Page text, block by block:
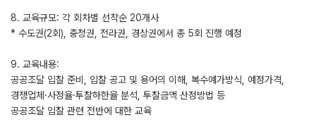
8. 교육규모: 각 회차별 선착순 20개사
* 수도권(2회), 충청권, 전라권, 경상권에서 총 5회 진행 예정
9. 교육내용:
공공조달 입찰 준비, 입찰 공고 및 용어의 이해, 복수예가방식, 예정가격,
경쟁업체·사정율·투찰하한율 분석, 투찰금액 산정방법 등
공공조달 입찰 관련 전반에 대한 교육